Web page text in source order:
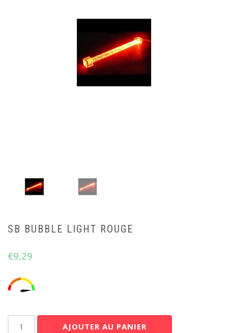
SB BUBBLE LIGHT ROUGE
€9,29
AJOUTER AU PANIER